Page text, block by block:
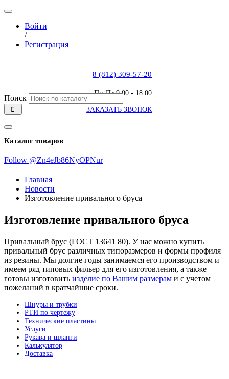
Войти
/
Регистрация
8 (812) 309-57-20
Пн-Пт 9:00 - 18:00
ЗАКАЗАТЬ ЗВОНОК
Поиск
Каталог товаров
Follow @Zn4eJb86NyOPNur
Главная
Новости
Изготовление привального бруса
Изготовление привального бруса
Привальный брус (ГОСТ 13641 80). У нас можно купить
привальный брус различных типоразмеров и формы профиля
из резины. Мы долгие годы занимаемся его производством и
имеем ряд типовых фильер для его изготовления, а также
готовы изготовить изделие по Вашим размерам и с учетом
пожеланий в кратчайшие сроки.
Шнуры и трубки
РТИ по чертежу
Технические пластины
Услуги
Рукава и шланги
Калькулятор
Доставка